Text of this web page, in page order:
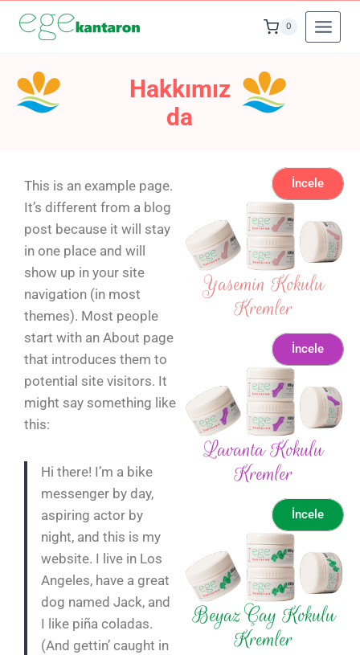
0
Hakkımız
da
This is an example page.
It’s different from a blog
post because it will stay
in one place and will
show up in your site
navigation (in most
themes). Most people
start with an About page
that introduces them to
potential site visitors. It
might say something like
this:
Hi there! I’m a bike
messenger by day,
aspiring actor by
night, and this is my
website. I live in Los
Angeles, have a great
dog named Jack, and
I like piña coladas.
(And gettin’ caught in
İncele
Yasemin Kokulu
Kremler
İncele
Lavanta Kokulu
Kremler
İncele
Beyaz Çay Kokulu
Kremler